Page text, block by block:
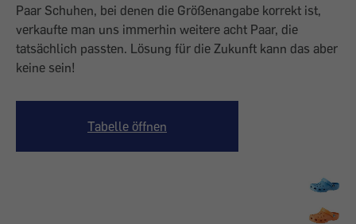
Paar Schuhen, bei denen die Größenangabe korrekt ist,
verkaufte man uns immerhin weitere acht Paar, die
tatsächlich passten. Lösung für die Zukunft kann das aber
keine sein!
Tabelle öffnen